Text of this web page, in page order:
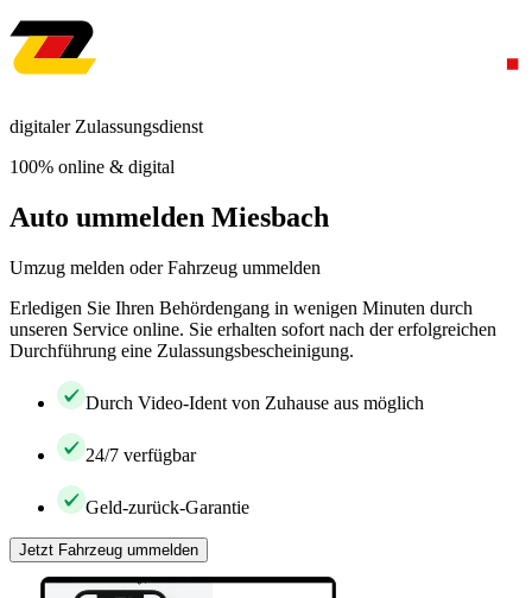
digitaler Zulassungsdienst
100% online & digital
Auto ummelden Miesbach
Umzug melden oder Fahrzeug ummelden
Erledigen Sie Ihren Behördengang in wenigen Minuten durch
unseren Service online. Sie erhalten sofort nach der erfolgreichen
Durchführung eine Zulassungsbescheinigung.
Durch Video-Ident von Zuhause aus möglich
24/7 verfügbar
Geld-zurück-Garantie
Jetzt Fahrzeug ummelden